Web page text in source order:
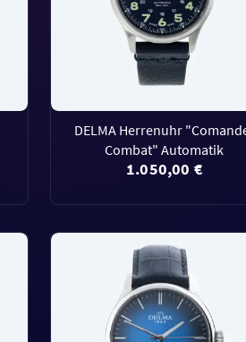
DELMA Herrenuhr
Combat" Automatik
1.050,00 €